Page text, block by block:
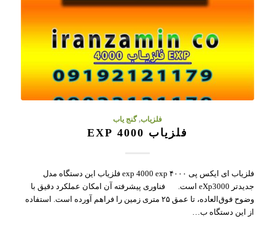
فلزیاب,گنج یاب
فلزیاب 4000 EXP
فلزیاب ای ایکس پی ۴۰۰۰ exp 4000 exp فلزیاب این دستگاه مدل
جدیدتر eXp3000 است. فناوری پیشرفته آن امکان عملکرد دقیق با
وضوح فوق‌العاده، تا عمق ۲۵ متری زمین را فراهم آورده است. استفاده
از این دستگاه ب…